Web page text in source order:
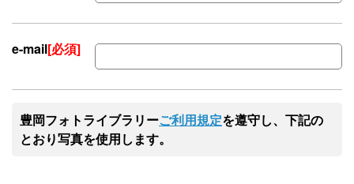
e-mail[必須]
豊岡フォトライブラリーご利用規定を遵守し、下記の
とおり写真を使用します。